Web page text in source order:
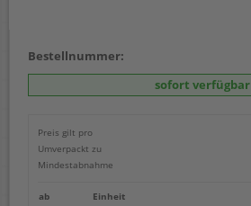
Bestellnummer:
sofort verfügbar
Preis gilt pro
Umverpackt zu
Mindestabnahme
ab Einheit